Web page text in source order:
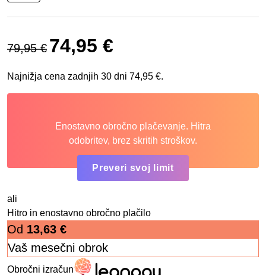
79,95€
Izvirna cena je bila: 79,95 €.
74,95 €
Najnižja cena zadnjih 30 dni 74,95 €.
Enostavno obročno plačevanje. Hitra
odobritev, brez skritih stroškov.
Preveri svoj limit
ali
Hitro in enostavno obročno plačilo
Od 13,63 €
Vaš mesečni obrok
Obročni izračun